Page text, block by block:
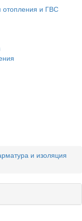
отопления и ГВС
и изоляция